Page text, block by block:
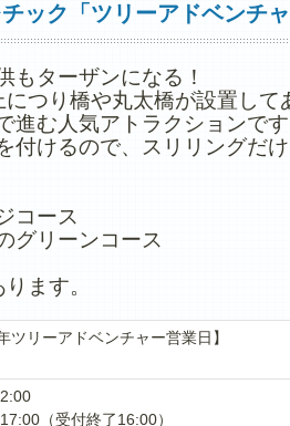
ック「ツリーアドベンチ
もターザンになる！
つり橋や丸太橋が設置して
進む人気アトラクションで
付けるので、スリリングだ
コース
グリーンコース
ます。
ツリーアドベンチャー営業日】
（受付終了16:00）